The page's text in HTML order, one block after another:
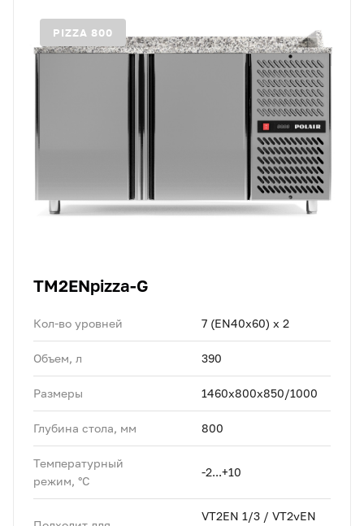
PIZZA 800
TM2ENpizza-G
Кол-во уровней 7 (EN40x60) x 2
Объем, л 390
Размеры 1460х800x850/1000
Глубина стола, мм 800
Температурный
режим, °C
-2...+10
VT2EN 1/3 / VT2vEN